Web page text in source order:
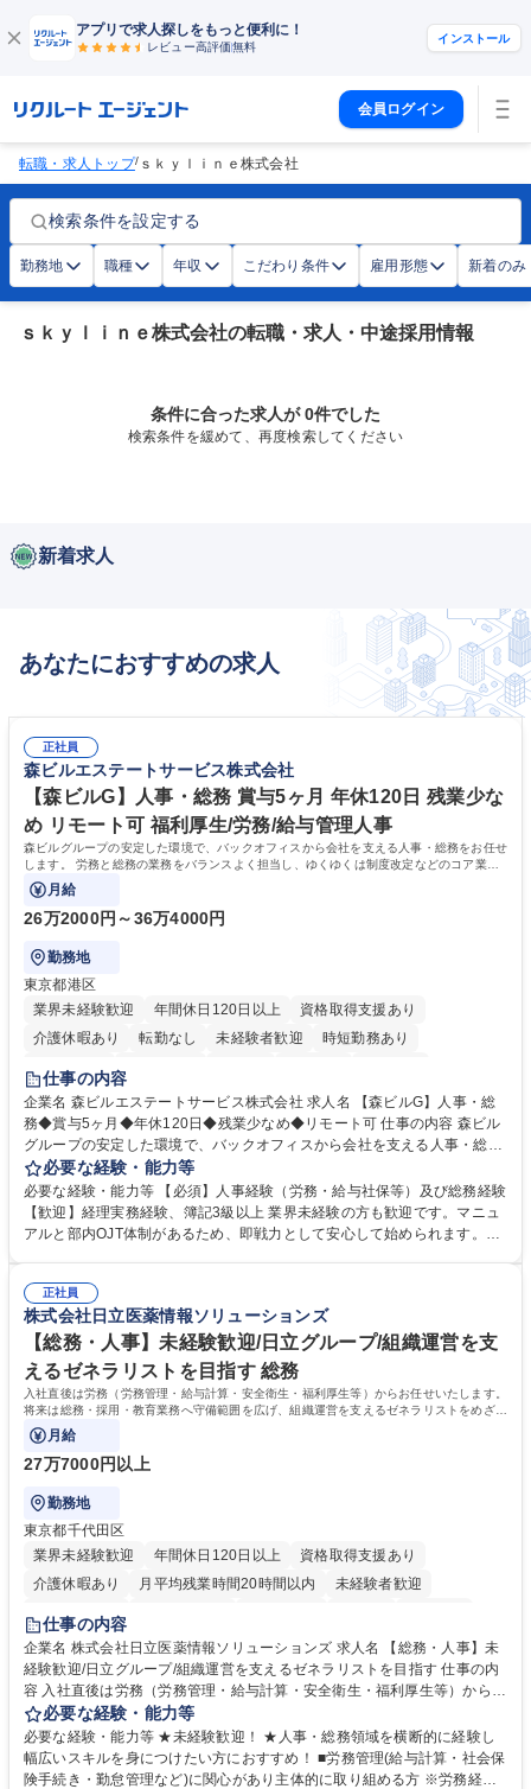
アプリで求人探しをもっと便利に！
レビュー高評価無料
インストール
会員ログイン
転職・求人トップ/ ｓｋｙｌｉｎｅ株式会社
検索条件を設定する
勤務地 職種 年収 こだわり条件 雇用形態 新着のみ
ｓｋｙｌｉｎｅ株式会社の転職・求人・中途採用情報
条件に合った求人が 0件でした
検索条件を緩めて、再度検索してください
新着求人
あなたにおすすめの求人
正社員
森ビルエステートサービス株式会社
【森ビルG】人事・総務 賞与5ヶ月 年休120日 残業少な
め リモート可 福利厚生/労務/給与管理人事
森ビルグループの安定した環境で、バックオフィスから会社を支える人事・総務をお任せ
します。 労務と総務の業務をバランスよく担当し、ゆくゆくは制度改定などのコア業務
にも挑戦できる、やりがいある環境です。
月給
26万2000円～36万4000円
勤務地
東京都港区
業界未経験歓迎
年間休日120日以上
資格取得支援あり
介護休暇あり
転勤なし 未経験者歓迎
時短勤務あり
経験者歓迎
完全週休2日制
交通費支給 長期歓迎 駅近5分以内 土日祝休み
仕事の内容
企業名 森ビルエステートサービス株式会社 求人名 【森ビルG】人事・総
務◆賞与5ヶ月◆年休120日◆残業少なめ◆リモート可 仕事の内容 森ビル
グループの安定した環境で、バックオフィスから会社を支える人事・総務
をお任せします。 労務と総務の業務をバランスよく担当し、ゆくゆくは制
度改定などのコア業務にも挑戦できる、やりがいある環境です。 ■勤怠管
理、給与計算、社会保険手続き、年末調整等の労務管理全般 ■入退社手続
き、社内規定の改定や人事制度改定などのコア業務 ■社内イベントの企画
でも質問・相談できる環境が整っているため、安心して成長できます。 募
集職種 【森ビルG】人事・総務◆賞与5ヶ月◆年休120日◆残業少なめ◆
リモート可
必要な経験・能力等
必要な経験・能力等 【必須】人事経験（労務・給与社保等）及び総務経験
【歓迎】経理実務経験、簿記3級以上 業界未経験の方も歓迎です。マニュ
アルと部内OJT体制があるため、即戦力として安心して始められます。
務に挑戦できるため、自身の成長と組織への貢献度をダイレクトに実感で
きます。 残業少なめ、週1日リモート可など、ワークライフバランスを保
ち長期活躍できる環境です。 「これまでの幅広い経験を活かし、長期的な
キャリアを築きたい」という前向きな意欲と挑戦を全力で応援します。 学
歴・資格 学歴：大学院 大学 高専 短大 専修学校 高校 語学力： 資格：日商
簿記検定1級 日商簿記検定2級 日商簿記検定3級
正社員
株式会社日立医薬情報ソリューションズ
【総務・人事】未経験歓迎/日立グループ/組織運営を支
えるゼネラリストを目指す 総務
入社直後は労務（労務管理・給与計算・安全衛生・福利厚生等）からお任せいたします。
将来は総務・採用・教育業務へ守備範囲を広げ、組織運営を支えるゼネラリストをめざせ
ます。
月給
27万7000円以上
勤務地
東京都千代田区
業界未経験歓迎
年間休日120日以上
資格取得支援あり
介護休暇あり
月平均残業時間20時間以内
未経験者歓迎
住宅手当あり
育休あり
完全週休2日制 交通費支給 土日祝休み 寮・社宅あり
仕事の内容
企業名 株式会社日立医薬情報ソリューションズ 求人名 【総務・人事】未
経験歓迎/日立グループ/組織運営を支えるゼネラリストを目指す 仕事の内
容 入社直後は労務（労務管理・給与計算・安全衛生・福利厚生等）からお
任せいたします。将来は総務・採用・教育業務へ守備範囲を広げ、組織運
営を支えるゼネラリストをめざせます。 ・初期業務：労働時間管理、給与
計算、社会保険対応、福利厚生管理、安全衛生、健康経営推進等をお任せ
します。ご経験に応じて、休職者管理など、幅広く経験を積んでいただき
必要な経験・能力等
必要な経験・能力等 ★未経験歓迎！ ★人事・総務領域を横断的に経験し
幅広いスキルを身につけたい方におすすめ！ ■労務管理(給与計算・社会保
険手続き・勤怠管理など)に関心があり主体的に取り組める方 ※労務経験